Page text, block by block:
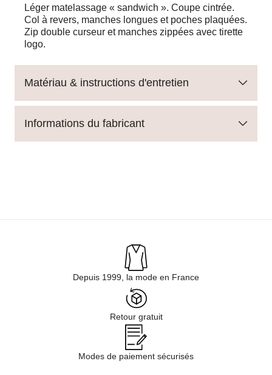
Léger matelassage « sandwich ». Coupe cintrée.
Col à revers, manches longues et poches plaquées.
Zip double curseur et manches zippées avec tirette
logo.
Matériau & instructions d'entretien
Informations du fabricant
Depuis 1999, la mode en France
Retour gratuit
Modes de paiement sécurisés